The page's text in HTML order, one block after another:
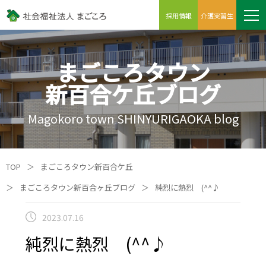
採用情報 介護実習生
まごころタウン
新百合ケ丘ブログ
Magokoro town SHINYURIGAOKA blog
TOP ＞
まごころタウン新百合ケ丘
＞
まごころタウン新百合ヶ丘ブログ ＞ 純烈に熱烈 (^^♪
2023.07.16
純烈に熱烈 (^^♪